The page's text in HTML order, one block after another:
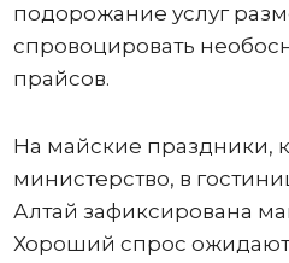
подорожание услуг
спровоцировать
прайсов.
На майские праздники,
министерство, в
Алтай зафиксирована
Хороший спрос ожидают